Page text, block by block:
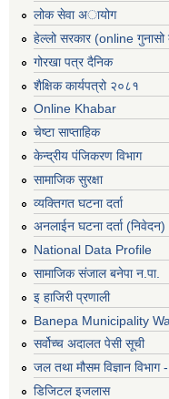
लोक सेवा अायोग
हेल्लो सरकार (online गुनासो
गोरखा पत्र दैनिक
शैक्षिक कार्यपत्रो २०८१
Online Khabar
चेष्टा साप्ताहिक
केन्द्रीय पंजिकरण विभाग
सामाजिक सुरक्षा
व्यक्तिगत घटना दर्ता
अनलाईन घटना दर्ता (निवेदन)
National Data Profile
सामाजिक संजाल बनेपा न.पा.
इ हाजिरी प्रणाली
Banepa Municipality
सर्वोच्च अदालत पेसी सूची
जल तथा मौसम विज्ञान विभाग
डिजिटल इजलास